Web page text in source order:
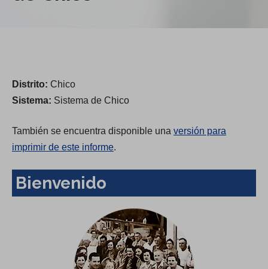
Distrito: Chico
Sistema: Sistema de Chico
También se encuentra disponible una versión para
imprimir de este informe.
Bienvenido